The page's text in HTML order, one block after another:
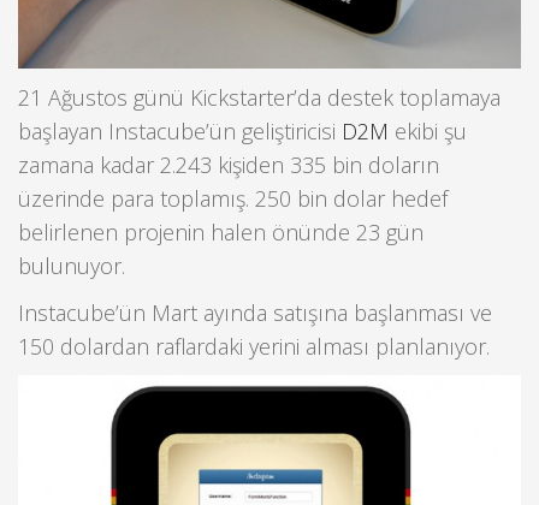
21 Ağustos günü Kickstarter’da destek toplamaya
başlayan Instacube’ün geliştiricisi D2M ekibi şu
zamana kadar 2.243 kişiden 335 bin doların
üzerinde para toplamış. 250 bin dolar hedef
belirlenen projenin halen önünde 23 gün
bulunuyor.
Instacube’ün Mart ayında satışına başlanması ve
150 dolardan raflardaki yerini alması planlanıyor.